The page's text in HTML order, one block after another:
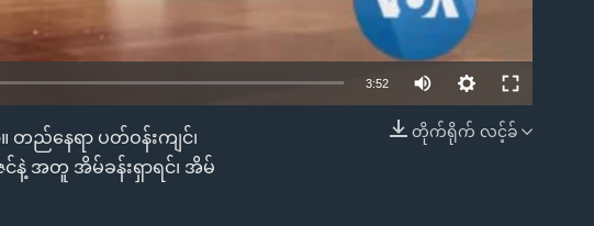
EMBED
3:52
တိုက်ရိုက် လင့်ခ်
တည်နေရာ ပတ်ဝန်းကျင်၊
င်နဲ့ အတူ အိမ်ခန်းရှာရင်၊ အိမ်